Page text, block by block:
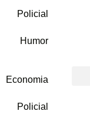
Policial
Humor
Economia
Policial